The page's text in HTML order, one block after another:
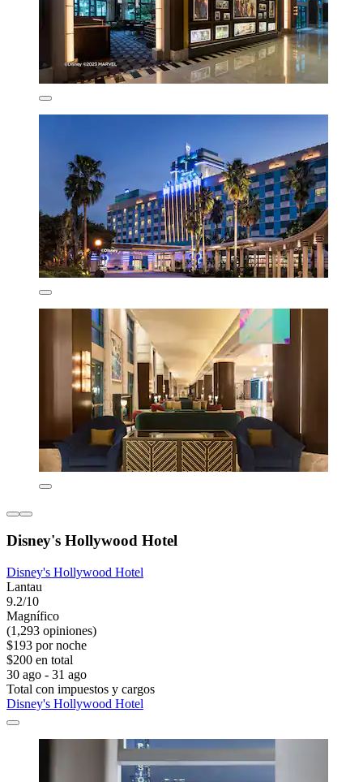
Disney's Hollywood Hotel
Disney's Hollywood Hotel
Lantau
9.2/10
Magnífico
(1,293 opiniones)
$193 por noche
$200 en total
30 ago - 31 ago
Total con impuestos y cargos
Disney's Hollywood Hotel